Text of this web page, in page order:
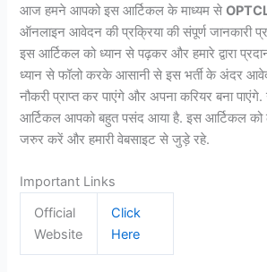
आज हमने आपको इस आर्टिकल के माध्यम से
ऑनलाइन आवेदन की प्रक्रिया की संपूर्ण जानकारी
इस आर्टिकल को ध्यान से पढ़कर और हमारे द्वारा
ध्यान से फॉलो करके आसानी से इस भर्ती के अंदर
नौकरी प्राप्त कर पाएंगे और अपना करियर बना
आर्टिकल आपको बहुत पसंद आया है. इस आर्टिकल
जरुर करें और हमारी वेबसाइट से जुड़े रहे.
Important Links
Official
Website
Click
Here